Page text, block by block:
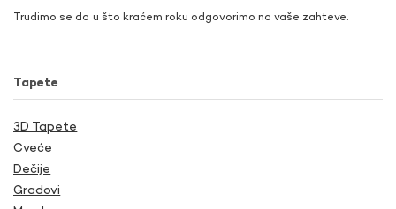
Trudimo se da u što kraćem roku odgovorimo na vaše zahteve.
Tapete
3D Tapete
Cveće
Dečije
Gradovi